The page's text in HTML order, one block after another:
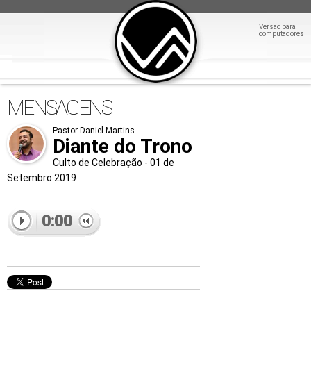
Versão para
computadores
MENSAGENS
Pastor Daniel Martins
Diante do Trono
Culto de Celebração - 01 de
Setembro 2019
0:00